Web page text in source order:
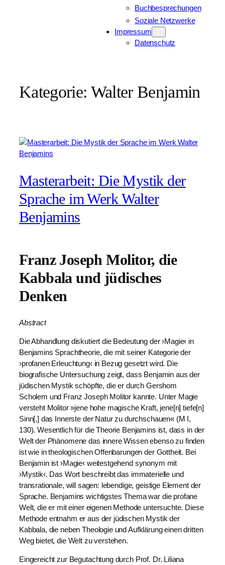
Buchbesprechungen
Soziale Netzwerke
Impressum
Datenschutz
Kategorie: Walter Benjamin
Masterarbeit: Die Mystik der
Sprache im Werk Walter
Benjamins
Franz Joseph Molitor, die
Kabbala und jüdisches
Denken
Abstract
Die Abhandlung diskutiert die Bedeutung der ›Magie‹ in
Benjamins Sprachtheorie, die mit seiner Kategorie der
›profanen Erleuchtung‹ in Bezug gesetzt wird. Die
biografische Untersuchung zeigt, dass Benjamin aus der
jüdischen Mystik schöpfte, die er durch Gershom
Scholem und Franz Joseph Molitor kannte. Unter Magie
versteht Molitor »jene hohe magische Kraft, jene[n] tiefe[n]
Sinn[,] das Innerste der Natur zu durchschauen« (M I,
130). Wesentlich für die Theorie Benjamins ist, dass in der
Welt der Phänomene das innere Wissen ebenso zu finden
ist wie in theologischen Offenbarungen der Gottheit. Bei
Benjamin ist ›Magie‹ weitestgehend synonym mit
›Mystik‹. Das Wort beschreibt das immaterielle und
transrationale, will sagen: lebendige, geistige Element der
Sprache. Benjamins wichtigstes Thema war die profane
Welt, die er mit einer eigenen Methode untersuchte. Diese
Methode entnahm er aus der jüdischen Mystik der
Kabbala, die neben Theologie und Aufklärung einen dritten
Weg bietet, die Welt zu verstehen.
Eingereicht zur Begutachtung durch Prof. Dr. Liliana